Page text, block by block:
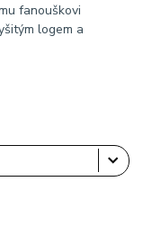
fanouškovi
logem a